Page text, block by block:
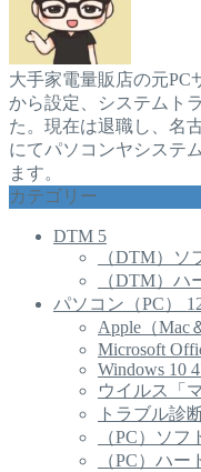
大手家電量販店の元PC
から設定、システムト
た。現在は退職し、名
にてパソコンヤシステ
ます。
カテゴリー
DTM 5
（DTM）ソ
（DTM）ハ
パソコン（PC）
Apple（Mac
Microsoft
Windows 10
ウイルス「
トラブル診
（PC）ソフ
（PC）ハー